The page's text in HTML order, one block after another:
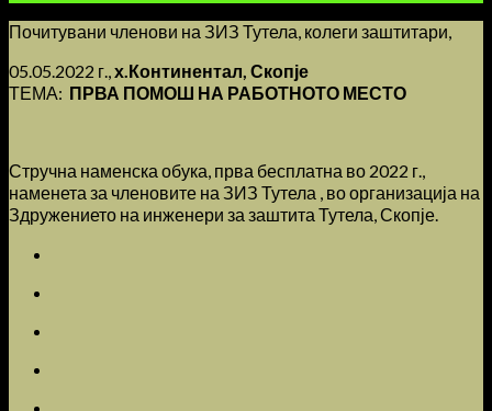
Почитувани членови на ЗИЗ Тутела, колеги заштитари,
05.05.2022 г.,х.Континентал, Скопје
ТЕМА: ПРВА ПОМОШ НА РАБОТНОТО МЕСТО
Стручна наменска обука, прва бесплатна во 2022 г.,
наменета за членовите на ЗИЗ Тутела , во организација на
Здружението на инженери за заштита Тутела, Скопје.